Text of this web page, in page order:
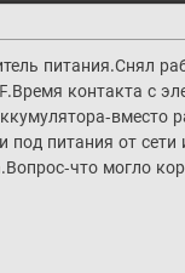
питания.Снял
контакта с
питания от
.Вопрос-что могло